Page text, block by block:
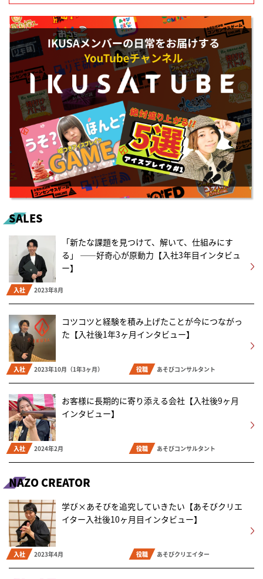
SALES
「新たな課題を見つけて、解いて、仕組みにす
る」 ――好奇心が原動力【入社3年目インタビュ
ー】
入社 2023年8月
コツコツと経験を積み上げたことが今につながっ
た【入社後1年3ヶ月インタビュー】
入社 2023年10月（1年3ヶ月） 役職 あそびコンサルタント
お客様に長期的に寄り添える会社【入社後9ヶ月
インタビュー】
入社 2024年2月 役職 あそびコンサルタント
NAZO CREATOR
学び×あそびを追究していきたい【あそびクリエ
イター入社後10ヶ月目インタビュー】
入社 2023年4月 役職 あそびクリエイター